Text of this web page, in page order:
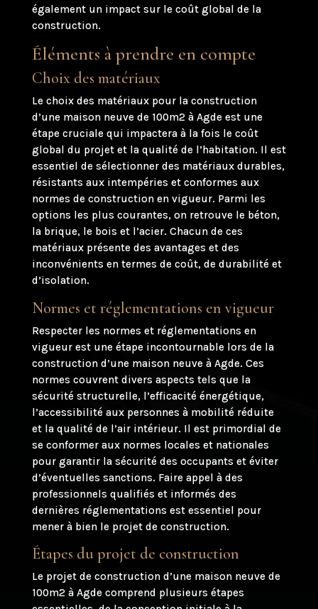
également un impact sur le coût global de la
construction.
Éléments à prendre en compte
Choix des matériaux
Le choix des matériaux pour la construction
d’une maison neuve de 100m2 à Agde est une
étape cruciale qui impactera à la fois le coût
global du projet et la qualité de l’habitation. Il est
essentiel de sélectionner des matériaux durables,
résistants aux intempéries et conformes aux
normes de construction en vigueur. Parmi les
options les plus courantes, on retrouve le béton,
la brique, le bois et l’acier. Chacun de ces
matériaux présente des avantages et des
inconvénients en termes de coût, de durabilité et
d’isolation.
Normes et réglementations en vigueur
Respecter les normes et réglementations en
vigueur est une étape incontournable lors de la
construction d’une maison neuve à Agde. Ces
normes couvrent divers aspects tels que la
sécurité structurelle, l’efficacité énergétique,
l’accessibilité aux personnes à mobilité réduite
et la qualité de l’air intérieur. Il est primordial de
se conformer aux normes locales et nationales
pour garantir la sécurité des occupants et éviter
d’éventuelles sanctions. Faire appel à des
professionnels qualifiés et informés des
dernières réglementations est essentiel pour
mener à bien le projet de construction.
Étapes du projet de construction
Le projet de construction d’une maison neuve de
100m2 à Agde comprend plusieurs étapes